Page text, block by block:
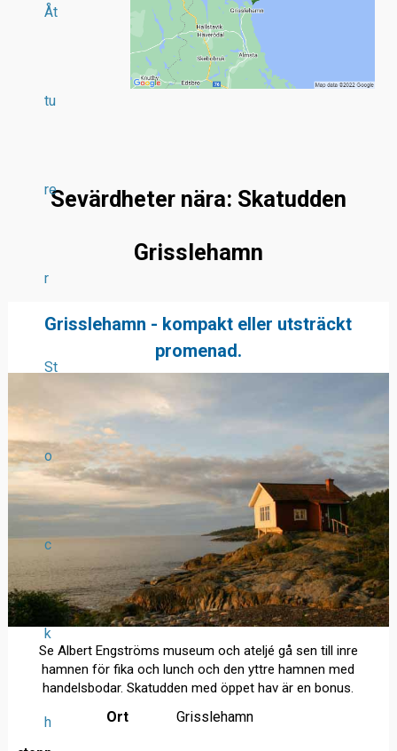
Åt
tu
re
r
St
o
c
k
h
Sevärdheter nära: Skatudden
Grisslehamn
Grisslehamn - kompakt eller utsträckt
promenad.
Se Albert Engströms museum och ateljé gå sen till inre
hamnen för fika och lunch och den yttre hamnen med
handelsbodar. Skatudden med öppet hav är en bonus.
Ort Grisslehamn